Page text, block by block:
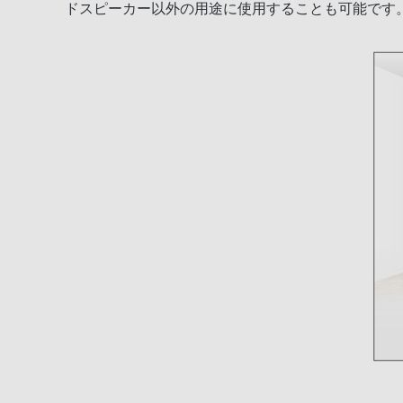
ドスピーカー以外の用途に使用することも可能です